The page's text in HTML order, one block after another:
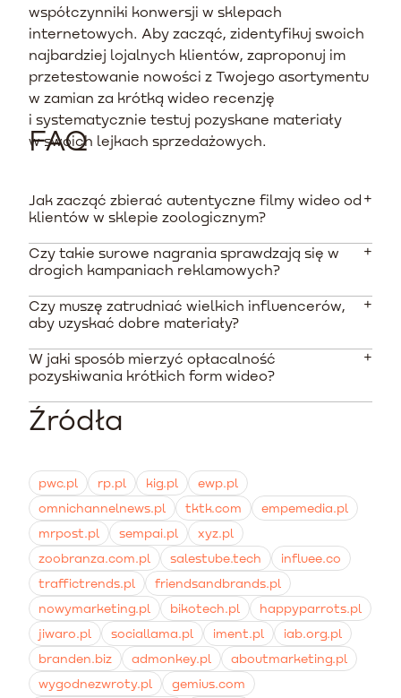
współczynniki konwersji w sklepach
internetowych. Aby zacząć, zidentyfikuj swoich
najbardziej lojalnych klientów, zaproponuj im
przetestowanie nowości z Twojego asortymentu
w zamian za krótką wideo recenzję
i systematycznie testuj pozyskane materiały
w swoich lejkach sprzedażowych.
FAQ
Jak zacząć zbierać autentyczne filmy wideo od
klientów w sklepie zoologicznym?
Najprostszą metodą jest wysłanie wiadomości e-mail
zamówienia z zachętą do podzielenia się opinią. Możesz
zaoferować rabat na kolejne zakupy w zamian za
zwierzaka na nowy produkt.
Czy takie surowe nagrania sprawdzają się w
drogich kampaniach reklamowych?
Tak, materiały generowane przez użytkowników są
filmy reklamowe. Ich siła tkwi w autentyczności i
naturalnym dopasowaniu do stylistyki mediów
zwiększa zasięgi.
Czy muszę zatrudniać wielkich influencerów,
aby uzyskać dobre materiały?
Zupełnie nie. Najlepsze efekty przynosi współpraca z
którzy mają naturalny dar do nagrywania telefonem.
Konta o mniejszych zasięgach często dysponują
W jaki sposób mierzyć opłacalność
pozyskiwania krótkich form wideo?
Należy śledzić wskaźniki ROAS dla kampanii płatnych
po dodaniu na nich pionowych filmów z recenzjami.
Różnice często są widoczne już po kilku tygodniach od
wdrożenia.
Źródła
pwc.pl rp.pl kig.pl
ewp.pl
omnichannelnews.pl
tktk.com
empemedia.pl
mrpost.pl
sempai.pl
xyz.pl
zoobranza.com.pl
salestube.tech
influee.co
traffictrends.pl
friendsandbrands.pl
nowymarketing.pl
bikotech.pl
happyparrots.pl
jiwaro.pl
sociallama.pl iment.pl
iab.org.pl
branden.biz
admonkey.pl
aboutmarketing.pl
wygodnezwroty.pl
gemius.com